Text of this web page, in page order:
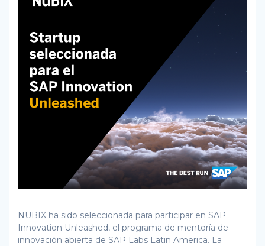
NUBIX ha sido seleccionada para participar en SAP
Innovation Unleashed, el programa de mentoría de
innovación abierta de SAP Labs Latin America. La